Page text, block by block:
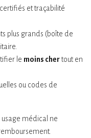
et traçabilité
plus grands (boîte de
le moins chertout en
ou codes de
médical ne